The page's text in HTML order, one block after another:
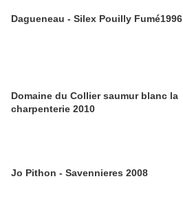
Dagueneau - Silex Pouilly Fumé1996
Domaine du Collier saumur blanc la
charpenterie 2010
Jo Pithon - Savennieres 2008